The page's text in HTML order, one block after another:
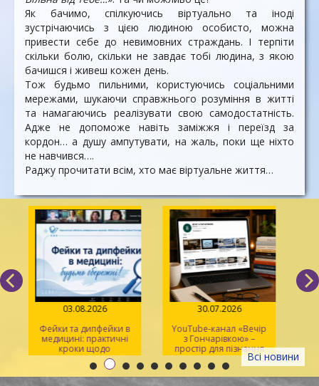
Як бачимо, спілкуючись віртуально та іноді
зустрічаючись з цією людиною особисто, можна
привести себе до невимовних страждань. І терпіти
скільки болю, скільки не завдає тобі людина, з якою
бачишся і живеш кожен день.
Тож будьмо пильними, користуючись соціальними
мережами, шукаючи справжнього розуміння в житті
та намагаючись реалізувати свою самодостатність.
Адже не допоможе навіть заміжжя і переїзд за
кордон… а душу ампутувати, на жаль, поки ще ніхто
не навчився….
Раджу прочитати всім, хто має віртуальне життя…
Всі новини
03.08.2026
Фейки та дипфейки в
медицині: практичні
кроки щодо
розпізнавання
30.07.2026
YouTube-канал «Вечір
з Гончарівкою» –
простір для пізнання
та натхнення